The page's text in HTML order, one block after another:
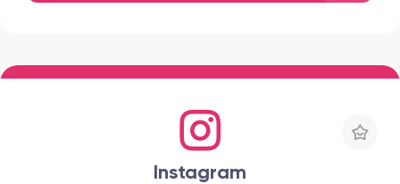
Instagram